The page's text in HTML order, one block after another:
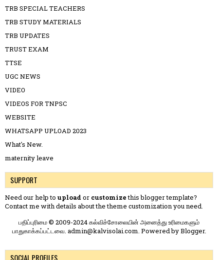
TRB SPECIAL TEACHERS
TRB STUDY MATERIALS
TRB UPDATES
TRUST EXAM
TTSE
UGC NEWS
VIDEO
VIDEOS FOR TNPSC
WEBSITE
WHATSAPP UPLOAD 2023
What's New.
maternity leave
SUPPORT
Need our help to upload or customizethis blogger template?
Contact me with details about the theme customization you need.
பதிப்புரிமை © 2009-2024 கல்விச்சோலையின் அனைத்து உரிமைகளும்
பாதுகாக்கப்பட்டவை. admin@kalvisolai.com. Powered byBlogger.
SOCIAL PROFILES